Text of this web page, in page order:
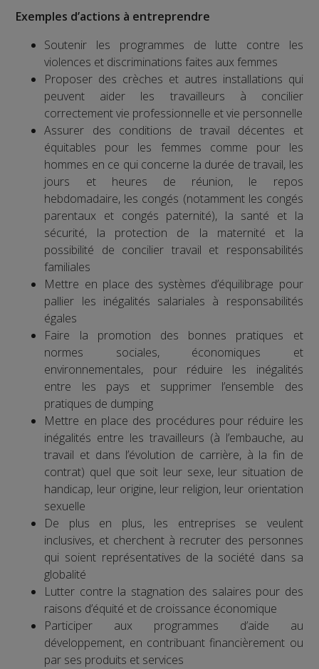
Exemples d’actions à entreprendre
Soutenir les programmes de lutte contre les
violences et discriminations faites aux femmes
Proposer des crèches et autres installations qui
peuvent aider les travailleurs à concilier
correctement vie professionnelle et vie personnelle
Assurer des conditions de travail décentes et
équitables pour les femmes comme pour les
hommes en ce qui concerne la durée de travail, les
jours et heures de réunion, le repos
hebdomadaire, les congés (notamment les congés
parentaux et congés paternité), la santé et la
sécurité, la protection de la maternité et la
possibilité de concilier travail et responsabilités
familiales
Mettre en place des systèmes d’équilibrage pour
pallier les inégalités salariales à responsabilités
égales
Faire la promotion des bonnes pratiques et
normes sociales, économiques et
environnementales, pour réduire les inégalités
entre les pays et supprimer l’ensemble des
pratiques de dumping
Mettre en place des procédures pour réduire les
inégalités entre les travailleurs (à l’embauche, au
travail et dans l’évolution de carrière, à la fin de
contrat) quel que soit leur sexe, leur situation de
handicap, leur origine, leur religion, leur orientation
sexuelle
De plus en plus, les entreprises se veulent
inclusives, et cherchent à recruter des personnes
qui soient représentatives de la société dans sa
globalité
Lutter contre la stagnation des salaires pour des
raisons d’équité et de croissance économique
Participer aux programmes d’aide au
développement, en contribuant financièrement ou
par ses produits et services